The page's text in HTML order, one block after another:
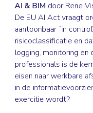
AI & BIM door Rene
De EU AI Act vraagt
aantoonbaar “in
risicoclassificatie en
logging, monitoring en
professionals is de
eisen naar werkbare
in de
exercitie wordt?